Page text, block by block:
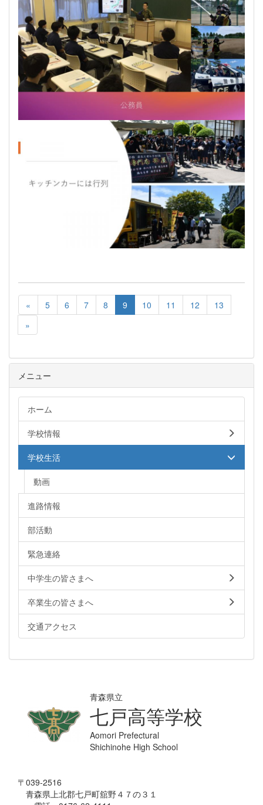
« 5 6 7 8 9 10 11 12
13
»
メニュー
ホーム
学校情報
学校生活
動画
進路情報
部活動
緊急連絡
中学生の皆さまへ
卒業生の皆さまへ
交通アクセス
青森県立
七戸高等学校
Aomori Prefectural
Shichinohe High School
〒039-2516
青森県上北郡七戸町舘野４７の３１